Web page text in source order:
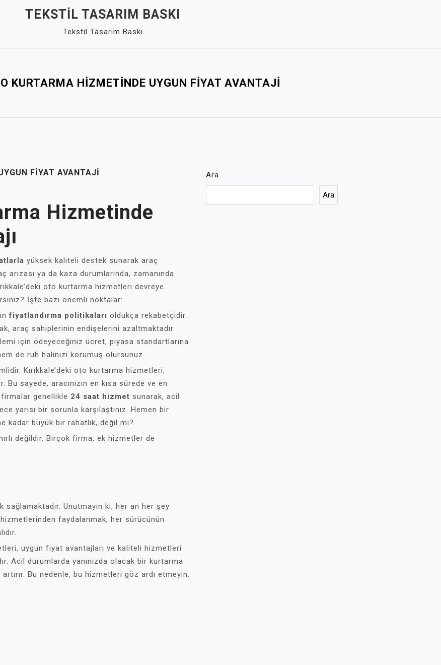
TEKSTIL TASARIM BASKI
Tekstil Tasarım Baskı
KURTARMA HIZMETINDE UYGUN FIYAT AVANTAJI
FIYAT AVANTAJI
Hizmetinde
yüksek kaliteli destek sunarak araç
ya da kaza durumlarında, zamanında
oto kurtarma hizmetleri devreye
İşte bazı önemli noktalar:
fiyatlandırma politikaları oldukça rekabetçidir.
araç sahiplerinin endişelerini azaltmaktadır.
için ödeyeceğiniz ücret, piyasa standartlarına
de ruh halinizi korumuş olursunuz.
Kırıkkale’deki oto kurtarma hizmetleri,
sayede, aracınızın en kısa sürede ve en
firmalar genellikle 24 saat hizmet sunarak, acil
yarısı bir sorunla karşılaştınız. Hemen bir
kadar büyük bir rahatlık, değil mi?
değildir. Birçok firma, ek hizmetler de
Unutmayın ki, her an her şey
faydalanmak, her sürücünün
uygun fiyat avantajları ve kaliteli hizmetleri
Acil durumlarda yanınızda olacak bir kurtarma
Bu nedenle, bu hizmetleri göz ardı etmeyin.
Ara
Ara